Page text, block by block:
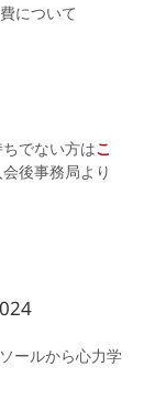
について
でない方はこ
後事務局より
ールから心力学